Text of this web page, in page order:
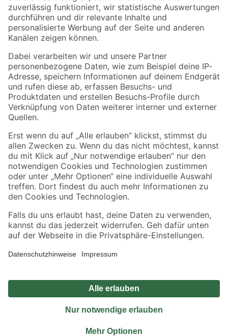
Zur Newsletter Anmeldung
Folge uns
Zahlungsarten Versandarten
Sicher einkaufen
Jetzt die toom-App herunterladen
Alle Preisangaben in EUR inkl. gesetzl. MwSt.. Die dargestellten Angebote sind unter
Umständen nicht in allen Märkten verfügbar. Die angegebenen Verfügbarkeiten beziehen
Produkte nur solange der Vorrat reicht.
*Paketversand ab 59 € versandkostenfrei, gilt nicht für Artikel mit Speditionsversand, hier
Privatsphäre Impressum
Nutzungsbedingungen
Widerrufsrecht
Vertrag widerrufen
© 2026 toom Baumarkt GmbH